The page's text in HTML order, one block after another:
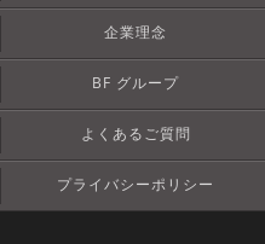
企業理念
BF グループ
よくあるご質問
プライバシーポリシー